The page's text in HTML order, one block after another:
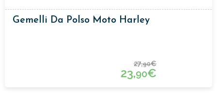
Gemelli Da Polso Moto Harley
27,90€
23,90€